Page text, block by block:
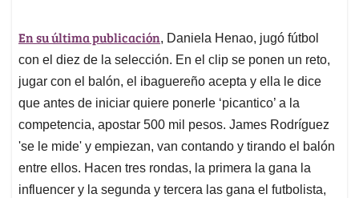
En su última publicación, Daniela Henao, jugó fútbol
con el diez de la selección. En el clip se ponen un reto,
jugar con el balón, el ibaguereño acepta y ella le dice
que antes de iniciar quiere ponerle ‘picantico’ a la
competencia, apostar 500 mil pesos. James Rodríguez
'se le mide' y empiezan, van contando y tirando el balón
entre ellos. Hacen tres rondas, la primera la gana la
influencer y la segunda y tercera las gana el futbolista,